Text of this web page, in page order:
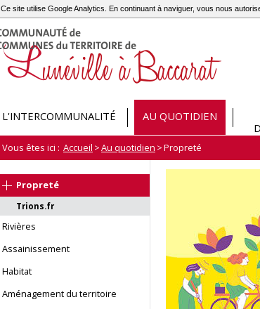
Ce site utilise Google Analytics. En continuant à naviguer, vous nous
Vous êtes ici : Accueil >Au quotidien >Propreté
L'INTERCOMMUNALITÉ AU QUOTIDIEN
Propreté
Trions.fr
Rivières
Assainissement
Habitat
Aménagement du territoire